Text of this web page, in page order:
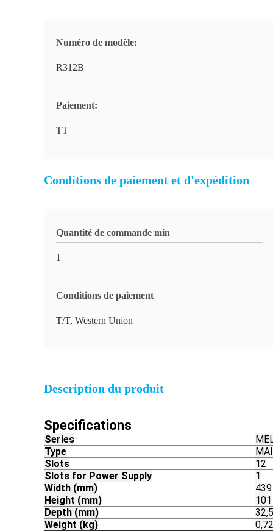
Numéro de modèle:
R312B
Paiement:
TT
Conditions de paiement et d'expédition
Quantité de commande min
1
Conditions de paiement
T/T, Western Union
Description du produit
Specifications
Series
Type
Slots
12
Slots for Power Supply
1
Width (mm)
439
Height (mm)
101
Depth (mm)
32,5
Weight (kg)
0,72